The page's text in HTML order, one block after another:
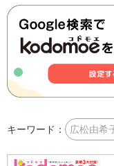
キーワード： 広松由希